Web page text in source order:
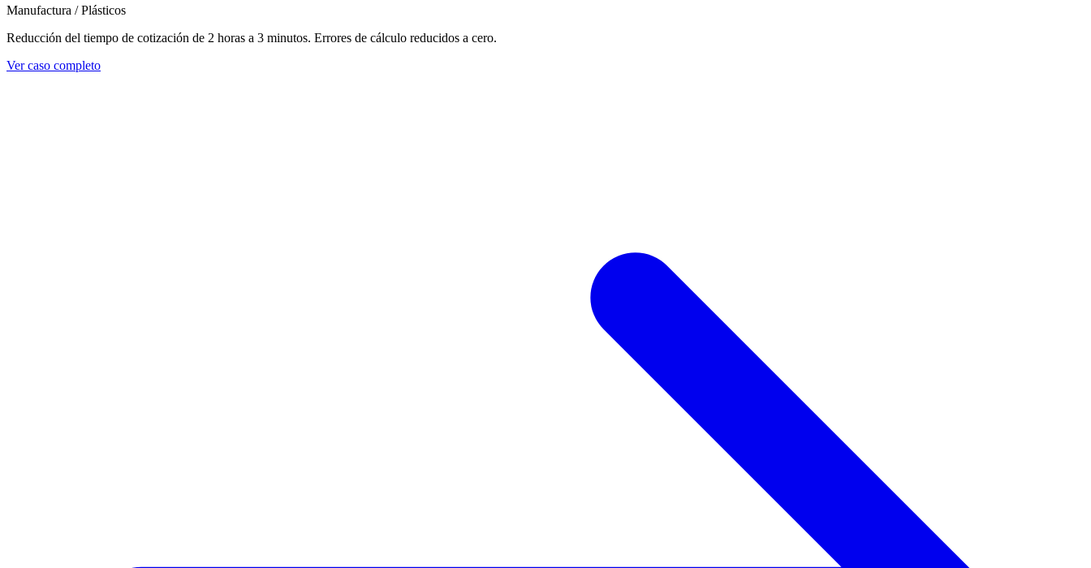
Manufactura / Plásticos
Reducción del tiempo de cotización de 2 horas a 3 minutos. Errores de cálculo reducidos a cero.
Ver caso completo